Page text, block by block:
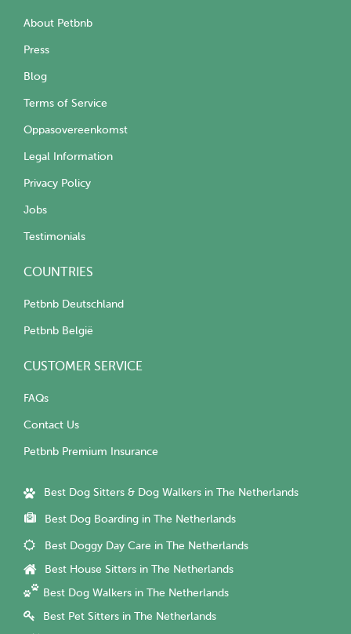
About Petbnb
Press
Blog
Terms of Service
Oppasovereenkomst
Legal Information
Privacy Policy
Jobs
Testimonials
COUNTRIES
Petbnb Deutschland
Petbnb België
CUSTOMER SERVICE
FAQs
Contact Us
Petbnb Premium Insurance
Best Dog Sitters & Dog Walkers in The Netherlands
Best Dog Boarding in The Netherlands
Best Doggy Day Care in The Netherlands
Best House Sitters in The Netherlands
Best Dog Walkers in The Netherlands
Best Pet Sitters in The Netherlands